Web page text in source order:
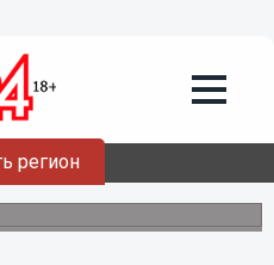
регион
в течение часа
Нижегородской
два жилых дома и